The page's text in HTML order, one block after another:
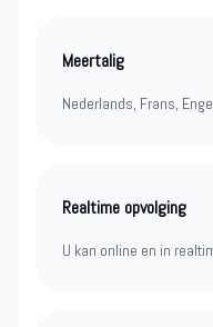
Meertalig
Nederlands, Frans,
Realtime opvolging
U kan online en in